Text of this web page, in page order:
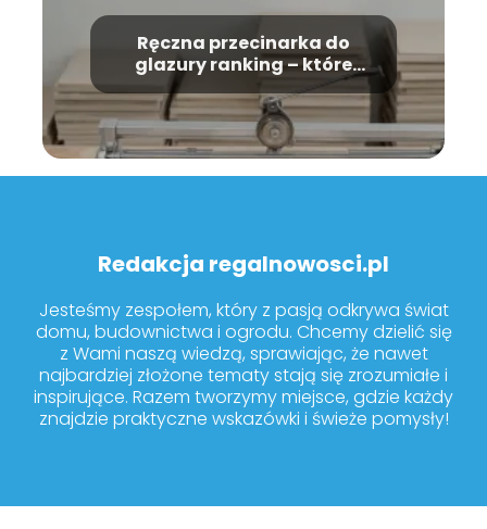
Ręczna przecinarka do
glazury ranking – które
modele warto kupić?
Redakcja regalnowosci.pl
Jesteśmy zespołem, który z pasją odkrywa świat
domu, budownictwa i ogrodu. Chcemy dzielić się
z Wami naszą wiedzą, sprawiając, że nawet
najbardziej złożone tematy stają się zrozumiałe i
inspirujące. Razem tworzymy miejsce, gdzie każdy
znajdzie praktyczne wskazówki i świeże pomysły!